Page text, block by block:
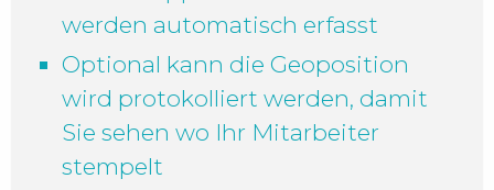
werden automatisch erfasst
Optional kann die Geoposition
wird protokolliert werden, damit
Sie sehen wo Ihr Mitarbeiter
stempelt